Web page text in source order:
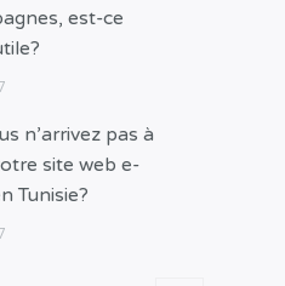
est-ce
n’arrivez pas à
site web e-
Tunisie?